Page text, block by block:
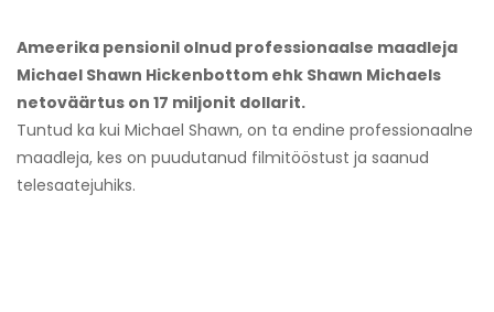
Ameerika pensionil olnud professionaalse maadleja
Michael Shawn Hickenbottom ehk Shawn Michaels
netoväärtus on 17 miljonit dollarit.
Tuntud ka kui Michael Shawn, on ta endine professionaalne
maadleja, kes on puudutanud filmitööstust ja saanud
telesaatejuhiks.